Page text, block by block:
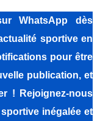
WhatsApp dès
sportive en
pour être
publication, et
! Rejoignez-nous
inégalée et